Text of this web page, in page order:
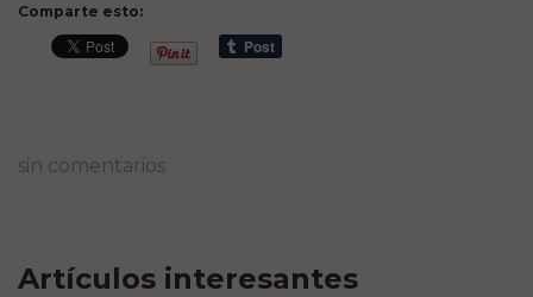
Comparte esto:
sin comentarios
Artículos interesantes